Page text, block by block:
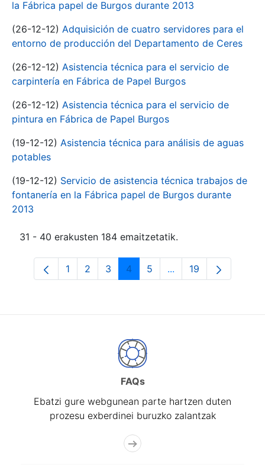
la Fábrica papel de Burgos durante 2013
(26-12-12) Adquisición de cuatro servidores para el
entorno de producción del Departamento de Ceres
(26-12-12) Asistencia técnica para el servicio de
carpintería en Fábrica de Papel Burgos
(26-12-12) Asistencia técnica para el servicio de
pintura en Fábrica de Papel Burgos
(19-12-12) Asistencia técnica para análisis de aguas
potables
(19-12-12) Servicio de asistencia técnica trabajos de
fontanería en la Fábrica papel de Burgos durante
2013
31 - 40 erakusten 184 emaitzetatik.
Orrialdea
1 Orrialdea
2 Orrialdea
3 Orrialdea
4 Orrialdea
5 ...Intermediate Pages
Orrialdea
19
FAQs
Ebatzi gure webgunean parte hartzen duten
prozesu exberdinei buruzko zalantzak